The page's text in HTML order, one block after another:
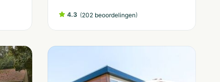
4.3 (202 beoordelingen)